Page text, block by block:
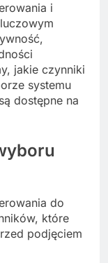
i
jakie czynniki
systemu
dostępne na
do
które
podjęciem